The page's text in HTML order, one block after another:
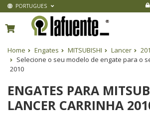
PORTUGUES
Home Engates MITSUBISHI Lancer
Selecione o seu modelo de engate para o
2010
ENGATES PARA
LANCER CARRINHA